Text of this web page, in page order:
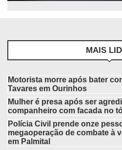
MAIS
Motorista morre após bater
Tavares em Ourinhos
Mulher é presa após ser
companheiro com facada no
Polícia Civil prende onze
megaoperação de combate à
em Palmital